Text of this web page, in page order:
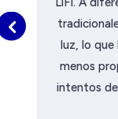
luz, lo
menos
intentos